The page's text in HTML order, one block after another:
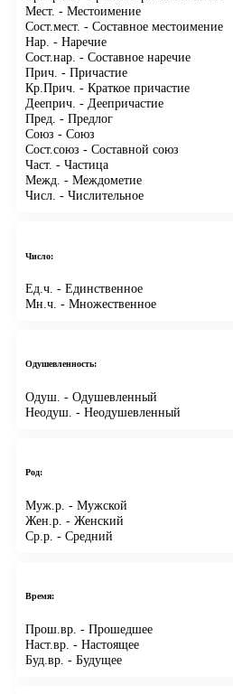
Мест. - Местоимение
Сост.мест. - Составное местоимение
Нар. - Наречие
Сост.нар. - Составное наречие
Прич. - Причастие
Кр.Прич. - Краткое причастие
Дееприч. - Деепричастие
Пред. - Предлог
Союз - Союз
Сост.союз - Составной союз
Част. - Частица
Межд. - Междометие
Числ. - Числительное
Число:
Ед.ч. - Единственное
Мн.ч. - Множественное
Одушевленность:
Одуш. - Одушевленный
Неодуш. - Неодушевленный
Род:
Муж.р. - Мужской
Жен.р. - Женский
Ср.р. - Средний
Время:
Прош.вр. - Прошедшее
Наст.вр. - Настоящее
Буд.вр. - Будущее